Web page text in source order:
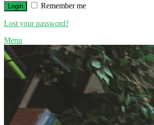
Remember me
Lost your password?
Menu